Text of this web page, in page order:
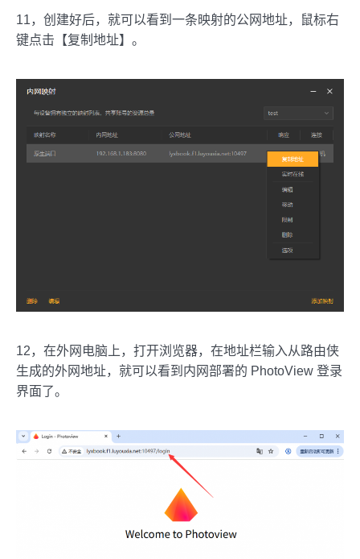
11，创建好后，就可以看到一条映射的公网地址，鼠标右
键点击【复制地址】。
12，在外网电脑上，打开浏览器，在地址栏输入从路由侠
生成的外网地址，就可以看到内网部署的 PhotoView 登录
界面了。